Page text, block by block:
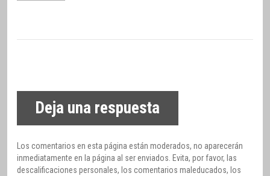
Deja una respuesta
Los comentarios en esta página están moderados, no aparecerán
inmediatamente en la página al ser enviados. Evita, por favor, las
descalificaciones personales, los comentarios maleducados, los